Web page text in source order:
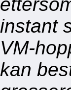
instant
VM-
kan